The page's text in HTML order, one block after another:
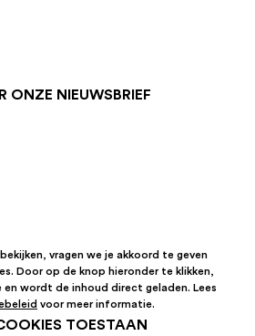
ONZE NIEUWSBRIEF
vragen we je akkoord te geven
Door op de knop hieronder te klikken,
wordt de inhoud direct geladen. Lees
voor meer informatie.
TOESTAAN